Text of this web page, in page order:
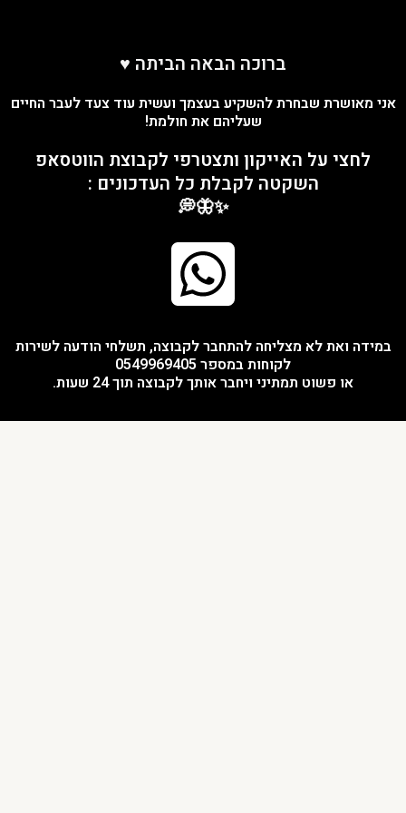
ברוכה הבאה הביתה ♥️
אני מאושרת שבחרת להשקיע בעצמך ועשית עוד צעד לעבר החיים
שעליהם את חולמת!
לחצי על האייקון ותצטרפי לקבוצת הווטסאפ
השקטה לקבלת כל העדכונים :
✨🦋💭
במידה ואת לא מצליחה להתחבר לקבוצה, תשלחי הודעה לשירות
לקוחות במספר 0549969405
או פשוט תמתיני ויחבר אותך לקבוצה תוך 24 שעות.